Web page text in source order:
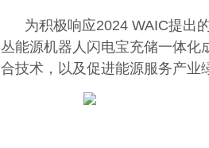
为积极响应2024 WAIC提出
丛能源机器人闪电宝充储一体化
合技术，以及促进能源服务产业